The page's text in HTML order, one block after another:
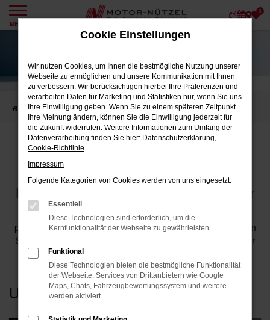
Zum
Hauptinhalt
MENÜ
0
Startseite MG - Leasing
Elektromobilität smart und kalkulierbar
Mit MG Leasing fahren Sie moderne E‑Mobilität zu
planbaren Monatsraten – ohne hohen Kaufpreis. Wählen
Sie Ihr MG Modell, definieren Sie Laufzeit und Kilometer
und sichern Sie sich Ihr individuelles Angebot.
UNSEREMG DEALS
Cookie Einstellungen
Wir nutzen Cookies, um Ihnen die bestmögliche Nutzung unserer
Webseite zu ermöglichen und unsere Kommunikation mit Ihnen
zu verbessern. Wir berücksichtigen hierbei Ihre Präferenzen und
verarbeiten Daten für Marketing und Statistiken nur, wenn Sie uns
Ihre Einwilligung geben. Wenn Sie zu einem späteren Zeitpunkt
Ihre Meinung ändern, können Sie die Einwilligung jederzeit für
die Zukunft widerrufen. Weitere Informationen zum Umfang der
Datenverarbeitung finden Sie hier: Datenschutzerklärung,
Cookie-Richtlinie.
Impressum
Folgende Kategorien von Cookies werden von uns eingesetzt:
Essentiell
Diese Technologien sind erforderlich, um die
Kernfunktionalität der Webseite zu gewährleisten.
Funktional
Diese Technologien bieten die bestmögliche Funktionalität
der Webseite. Services von Drittanbietern wie Google
Maps, Chats, Fahrzeugbewertungssystem und weitere
werden aktiviert.